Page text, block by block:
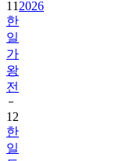
일
가
왕
전
12
한
일
톱
텐